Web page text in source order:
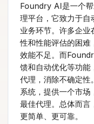
Foundry AI是一个
理平台，它致力于自
业务环节。许多企
性和性能评估的困难
效能不足。而
馈和自动优化等功能
代理，消除不确定
系统，提供一个市
最佳代理。总体而
更简单、更可靠。